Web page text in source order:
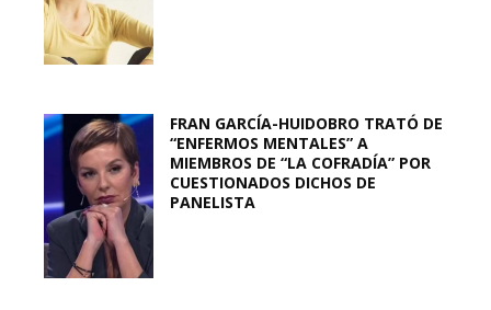
FRAN GARCÍA-HUIDOBRO TRATÓ DE
“ENFERMOS MENTALES” A
MIEMBROS DE “LA COFRADÍA” POR
CUESTIONADOS DICHOS DE
PANELISTA